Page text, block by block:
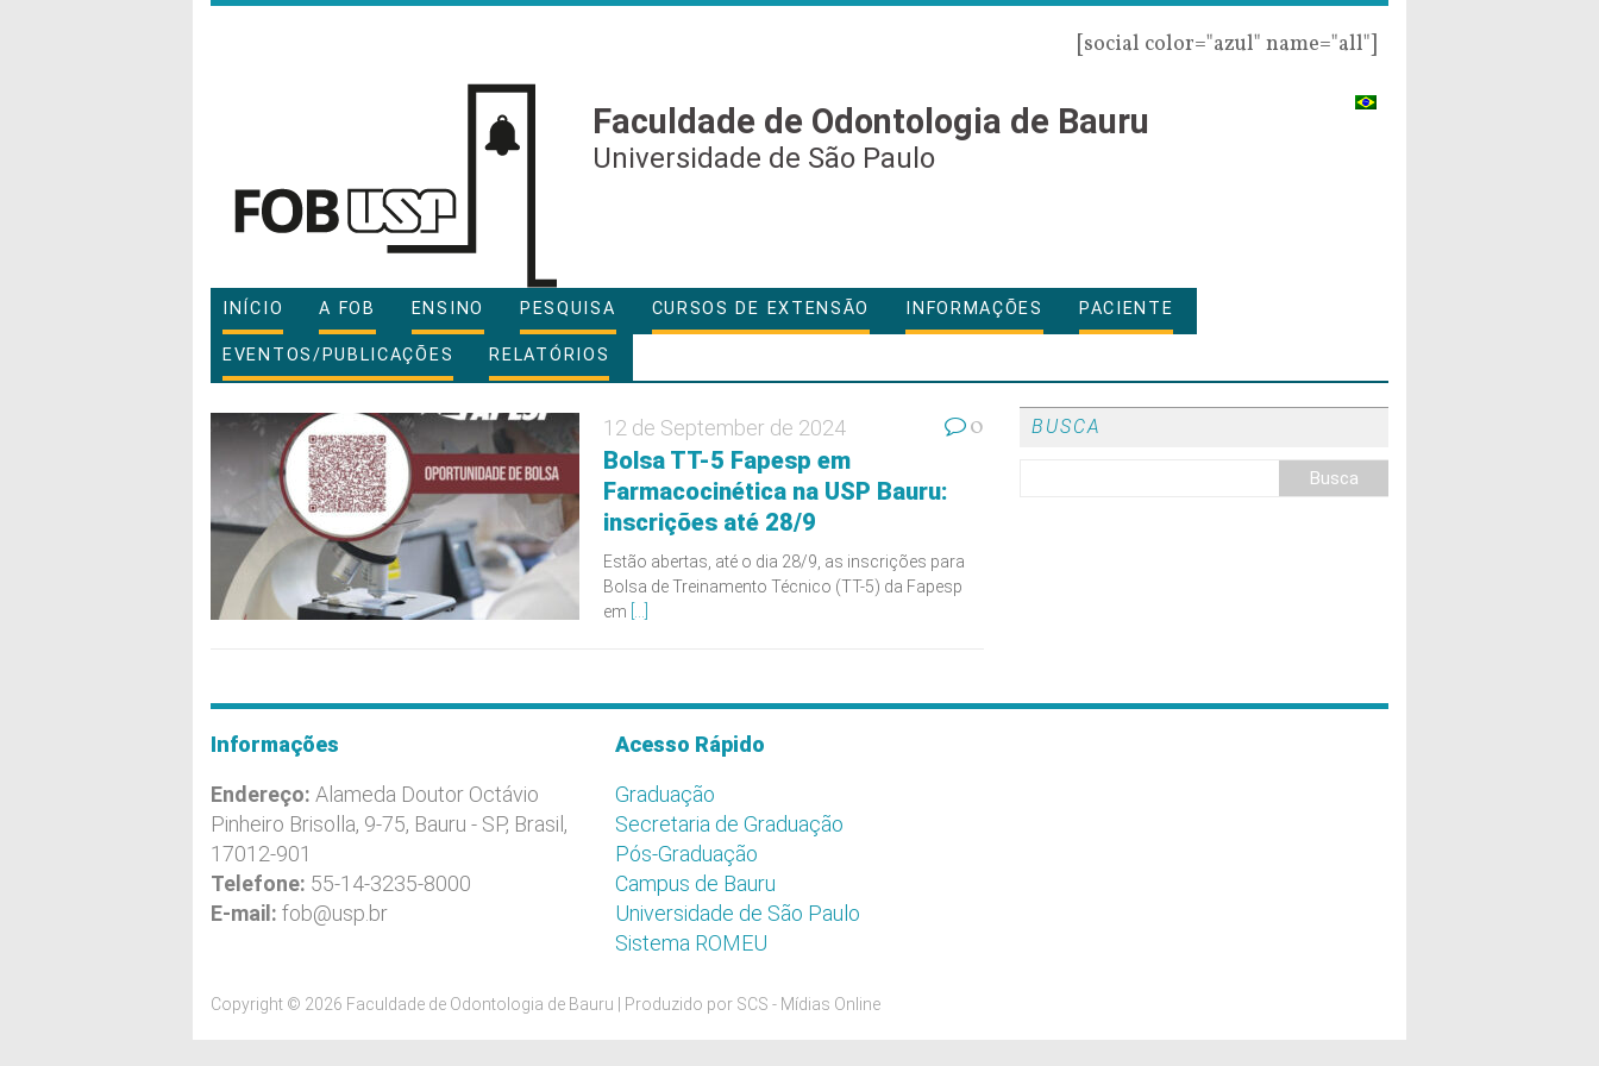
[social color="azul" name="all"]
Faculdade de Odontologia de Bauru
Universidade de São Paulo
INÍCIO A FOB ENSINO PESQUISA CURSOS DE EXTENSÃO INFORMAÇÕES PACIENTE
EVENTOS/PUBLICAÇÕES RELATÓRIOS
12 de September de 2024 0
Bolsa TT-5 Fapesp em
Farmacocinética na USP Bauru:
inscrições até 28/9
Estão abertas, até o dia 28/9, as inscrições para
Bolsa de Treinamento Técnico (TT-5) da Fapesp
em
BUSCA
Informações
Endereço: Alameda Doutor Octávio
Pinheiro Brisolla, 9-75, Bauru - SP, Brasil,
17012-901
Telefone: 55-14-3235-8000
E-mail: fob@usp.br
Acesso Rápido
Graduação
Secretaria de Graduação
Pós-Graduação
Campus de Bauru
Universidade de São Paulo
Sistema ROMEU
Copyright © 2026 Faculdade de Odontologia de Bauru | Produzido por SCS - Mídias Online